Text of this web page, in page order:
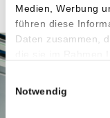
Medien, Werbung
führen diese
Daten zusammen,
Einwilligungsauswahl
Notwendig